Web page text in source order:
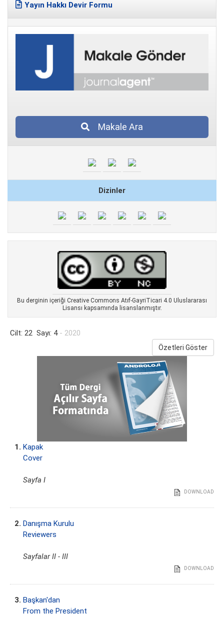
Yayın Hakkı Devir Formu
Makale Ara
Dizinler
Bu derginin içeriği Creative Commons Atıf-GayriTicari 4.0 Uluslararası
Lisansı kapsamında lisanslanmıştır.
Cilt: 22 Sayı: 4- 2020
Özetleri Göster
1. Kapak
Cover
Sayfa I
DOWNLOAD
2. Danışma Kurulu
Reviewers
Sayfalar II - III
DOWNLOAD
3. Başkan'dan
From the President